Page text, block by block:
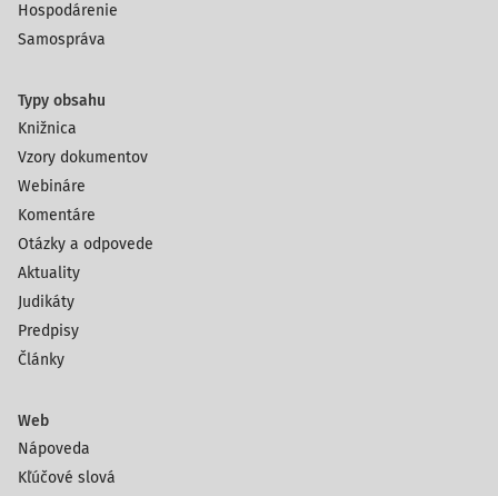
Hospodárenie
Samospráva
Typy obsahu
Knižnica
Vzory dokumentov
Webináre
Komentáre
Otázky a odpovede
Aktuality
Judikáty
Predpisy
Články
Web
Nápoveda
Kľúčové slová